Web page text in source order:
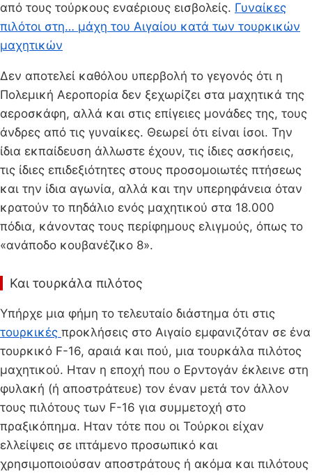
από τους τούρκους εναέριους εισβολείς. Γυναίκες
πιλότοι στη… μάχη του Αιγαίου κατά των τουρκικών
μαχητικών
Δεν αποτελεί καθόλου υπερβολή το γεγονός ότι η
Πολεμική Αεροπορία δεν ξεχωρίζει στα μαχητικά της
αεροσκάφη, αλλά και στις επίγειες μονάδες της, τους
άνδρες από τις γυναίκες. Θεωρεί ότι είναι ίσοι. Την
ίδια εκπαίδευση άλλωστε έχουν, τις ίδιες ασκήσεις,
τις ίδιες επιδεξιότητες στους προσομοιωτές πτήσεως
και την ίδια αγωνία, αλλά και την υπερηφάνεια όταν
κρατούν το πηδάλιο ενός μαχητικού στα 18.000
πόδια, κάνοντας τους περίφημους ελιγμούς, όπως το
«ανάποδο κουβανέζικο 8».
Και τουρκάλα πιλότος
Υπήρχε μια φήμη το τελευταίο διάστημα ότι στις
τουρκικές προκλήσεις στο Αιγαίο εμφανιζόταν σε ένα
τουρκικό F-16, αραιά και πού, μια τουρκάλα πιλότος
μαχητικού. Ηταν η εποχή που ο Ερντογάν έκλεινε στη
φυλακή (ή αποστράτευε) τον έναν μετά τον άλλον
τους πιλότους των F-16 για συμμετοχή στο
πραξικόπημα. Ηταν τότε που οι Τούρκοι είχαν
ελλείψεις σε ιπτάμενο προσωπικό και
χρησιμοποιούσαν αποστράτους ή ακόμα και πιλότους